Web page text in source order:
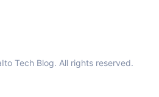
Tech Blog. All rights reserved.